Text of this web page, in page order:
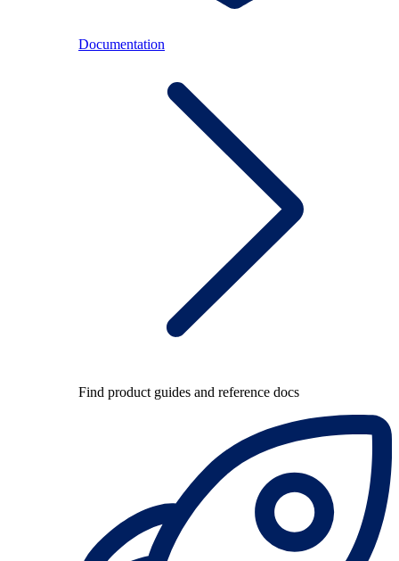
Documentation
Find product guides and reference docs